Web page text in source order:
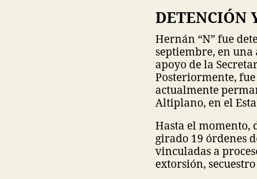
DETENCIÓN
Hernán “N” fue
septiembre, en una
apoyo de la
Posteriormente,
actualmente
Altiplano, en el
Hasta el momento,
girado 19 órdenes
vinculadas a
extorsión,